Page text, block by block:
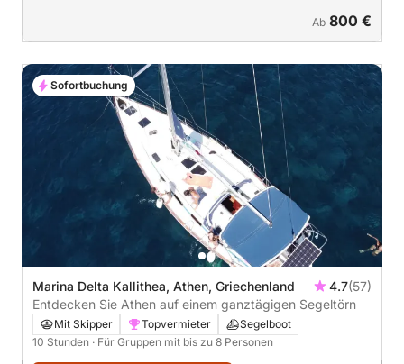
Ab 800 €
Marina Delta Kallithea, Athen, Griechenland 4.7(57)
Entdecken Sie Athen auf einem ganztägigen Segeltörn
Mit Skipper Topvermieter
Segelboot
10 Stunden · Für Gruppen mit bis zu 8 Personen
Sofortbuchung